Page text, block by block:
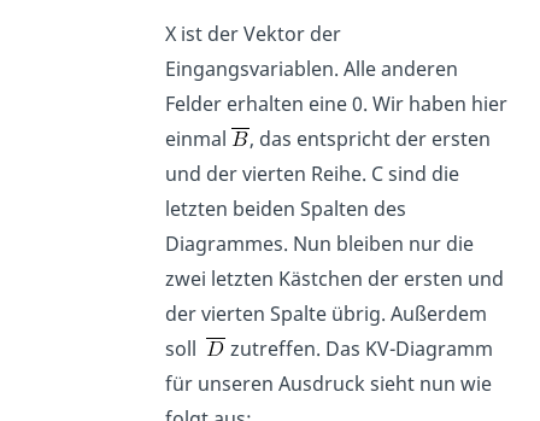
X ist der Vektor der
Eingangsvariablen. Alle anderen
Felder erhalten eine 0. Wir haben hier
einmal
, das entspricht der ersten
und der vierten Reihe. C sind die
letzten beiden Spalten des
Diagrammes. Nun bleiben nur die
zwei letzten Kästchen der ersten und
der vierten Spalte übrig. Außerdem
soll
zutreffen. Das KV-Diagramm
für unseren Ausdruck sieht nun wie